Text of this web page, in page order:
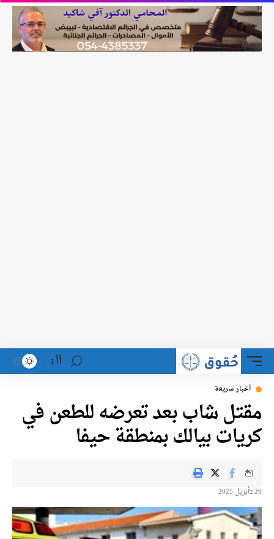
أأ
أخبار سريعة
مقتل شاب بعد تعرضه للطعن في
كريات بيالك بمنطقة حيفا
26 בأبريل 2025